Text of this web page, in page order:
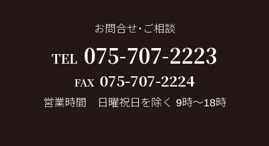
お問合せ・ご相談
TEL 075-707-2223
FAX 075-707-2224
営業時間 日曜祝日を除く 9時～18時